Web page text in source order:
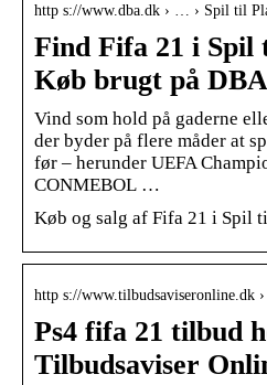
http s://www.dba.dk › … › Spil til
Find Fifa 21 i Spil
Køb brugt på DBA
Vind som hold på gaderne
der byder på flere måder at
før – herunder UEFA
CONMEBOL …
Køb og salg af Fifa 21 i Spil
http s://www.tilbudsaviseronline.dk
Ps4 fifa 21 tilbud
Tilbudsaviser